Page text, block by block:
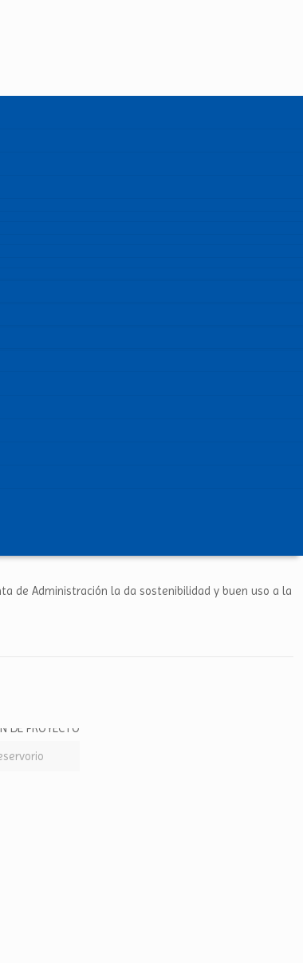
de Administración la da sostenibilidad y buen uso a la